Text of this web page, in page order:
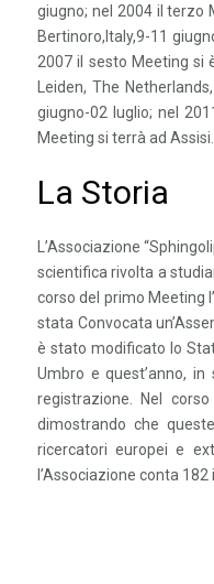
giugno; nel 2004 il terzo
Bertinoro,Italy,9-11
2007 il sesto Meeting si
Leiden, The
giugno-02 luglio; nel
Meeting si terrà ad Assisi.
La Storia
L’Associazione
scientifica rivolta a
corso del primo Meeting
stata Convocata
è stato modificato lo
Umbro e quest’anno,
registrazione. Nel
dimostrando che
ricercatori europei e
l’Associazione conta